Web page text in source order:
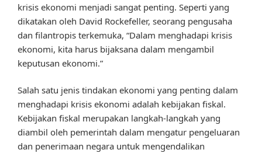
krisis ekonomi menjadi sangat penting. Seperti yang
dikatakan oleh David Rockefeller, seorang pengusaha
dan filantropis terkemuka, “Dalam menghadapi krisis
ekonomi, kita harus bijaksana dalam mengambil
keputusan ekonomi.”
Salah satu jenis tindakan ekonomi yang penting dalam
menghadapi krisis ekonomi adalah kebijakan fiskal.
Kebijakan fiskal merupakan langkah-langkah yang
diambil oleh pemerintah dalam mengatur pengeluaran
dan penerimaan negara untuk mengendalikan